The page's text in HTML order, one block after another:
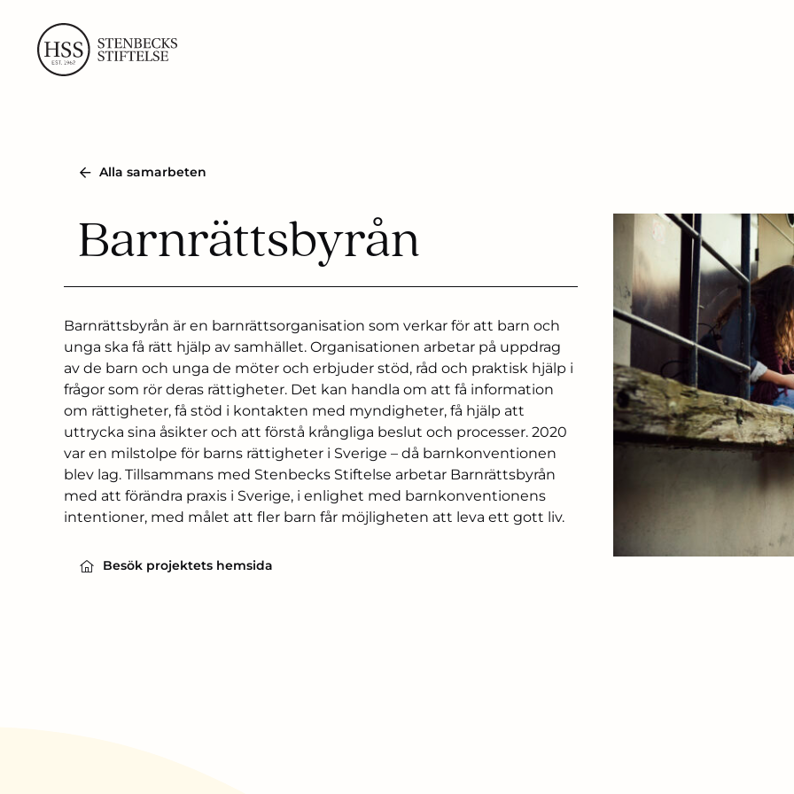
content
Alla samarbeten
Barnrättsbyrån
Barnrättsbyrån är en barnrättsorganisation som verkar för att barn och
unga ska få rätt hjälp av samhället. Organisationen arbetar på uppdrag
av de barn och unga de möter och erbjuder stöd, råd och praktisk hjälp i
frågor som rör deras rättigheter. Det kan handla om att få information
om rättigheter, få stöd i kontakten med myndigheter, få hjälp att
uttrycka sina åsikter och att förstå krångliga beslut och processer. 2020
var en milstolpe för barns rättigheter i Sverige – då barnkonventionen
blev lag. Tillsammans med Stenbecks Stiftelse arbetar Barnrättsbyrån
med att förändra praxis i Sverige, i enlighet med barnkonventionens
intentioner, med målet att fler barn får möjligheten att leva ett gott liv.
Besök projektets hemsida